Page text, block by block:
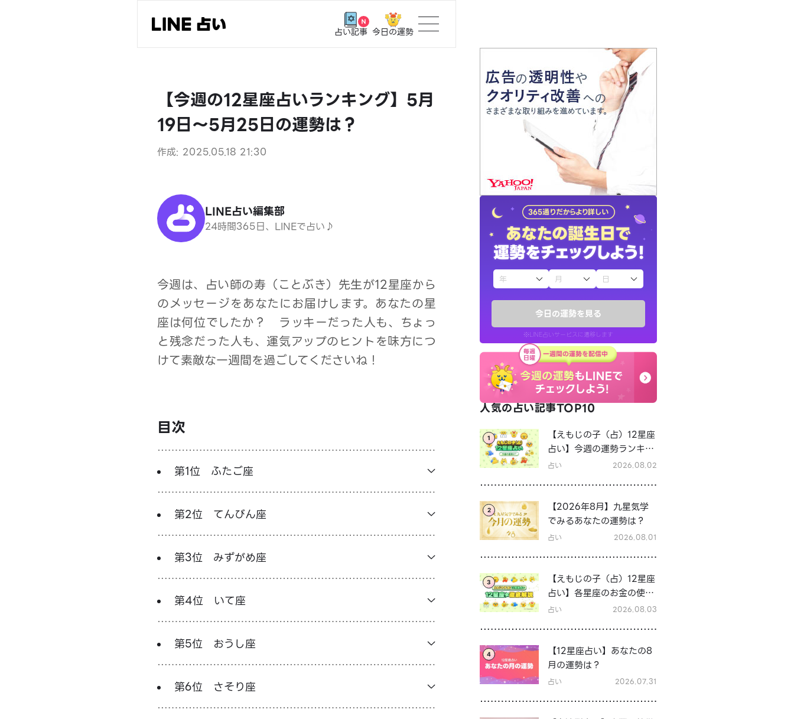
今日の運勢を見る
※LINE占いサービスに遷移します
人気の占い記事TOP10
1
【えもじの子（占）12星座
占い】今週の運勢ランキン
グ！8月3日～8月9日の運
占い 2026.08.02
2
【2026年8月】九星気学
でみるあなたの運勢は？
占い 2026.08.01
3
【えもじの子（占）12星座
占い】各星座のお金の使い
方と貯金の傾向は？12星座
占い 2026.08.03
4
【12星座占い】あなたの8
月の運勢は？
占い 2026.07.31
占い記事 今日の運勢
トップ
ユーザーの声
占いの流れ
おすすめの占い師
よくある質問
えもじの子（占）12星座占い
お知らせ
LINE占いを開く
※LINEアプリ内のサービスページへ遷移します
【今週の12星座占いランキング】5月
19日～5月25日の運勢は？
作成: 2025.05.18 21:30
LINE占い編集部
24時間365日、LINEで占い♪
今週は、占い師の寿（ことぶき）先生が12星座から
のメッセージをあなたにお届けします。あなたの星
座は何位でしたか？ ラッキーだった人も、ちょっ
と残念だった人も、運気アップのヒントを味方につ
けて素敵な一週間を過ごしてくださいね！
目次
第1位 ふたご座
第2位 てんびん座
第3位 みずがめ座
第4位 いて座
第5位 おうし座
第6位 さそり座